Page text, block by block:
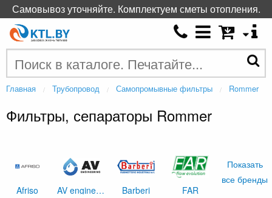
Главная Трубопровод Самопромывные фильтры Rommer
Фильтры, сепараторы Rommer
Afriso AV engineering Barberi FAR
Показать
все бренды
Самовывоз уточняйте. Комплектуем сметы отопления.